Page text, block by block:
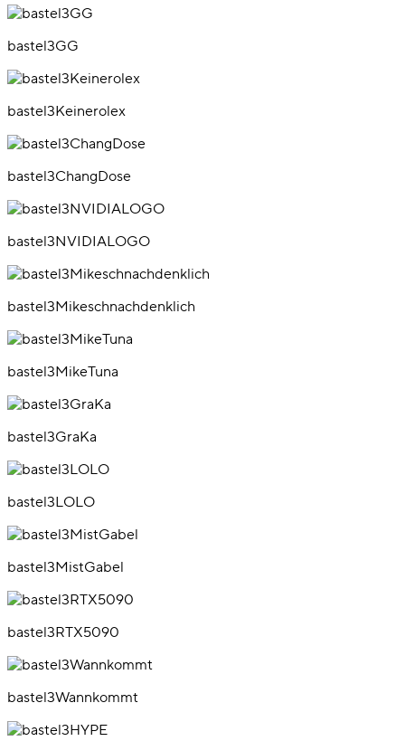
bastel3GG
bastel3Keinerolex
bastel3ChangDose
bastel3NVIDIALOGO
bastel3Mikeschnachdenklich
bastel3MikeTuna
bastel3GraKa
bastel3LOLO
bastel3MistGabel
bastel3RTX5090
bastel3Wannkommt